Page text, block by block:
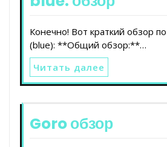
Конечно! Вот краткий обзор
(blue): **Общий обзор:**…
Читать далее
Goro обзор